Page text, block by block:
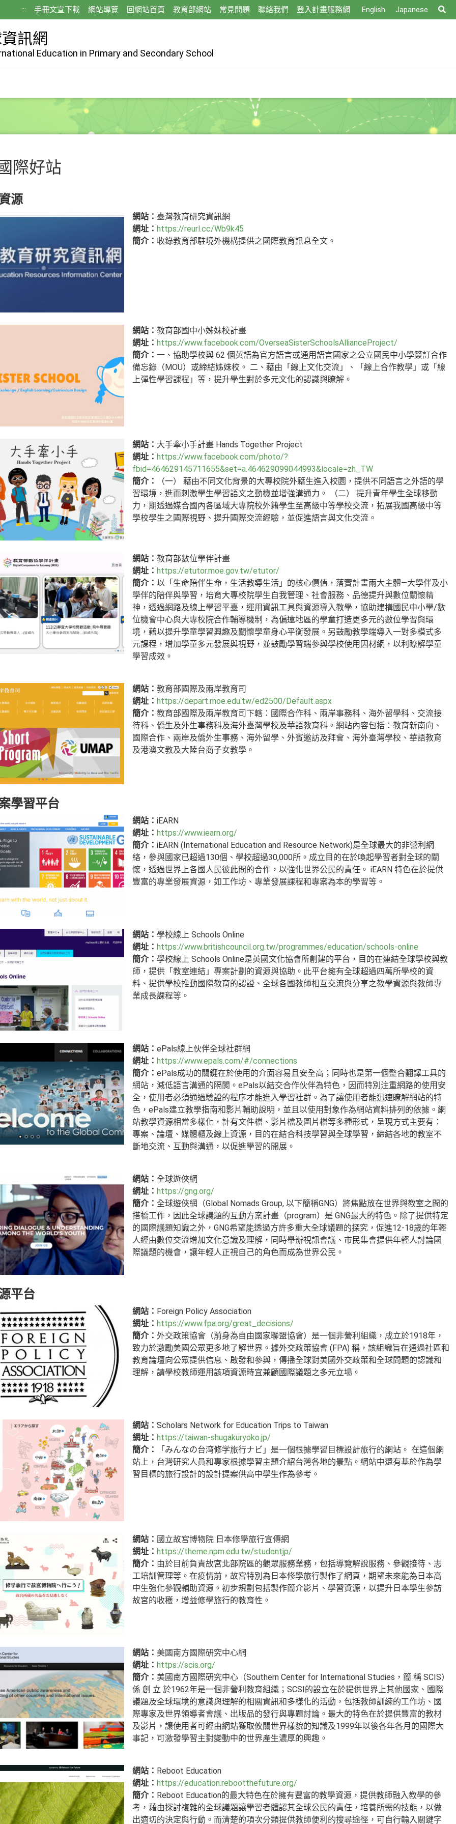
::: 手冊文宣下載 網站導覽 回網站首頁 教育部網站 常見問題 聯絡我們 登入計畫服務網 English Japanese
尋
訊網
Education in Primary and Secondary School
際好站
源
網站： 臺灣教育研究資訊網
網址： https://reurl.cc/Wb9k45
簡介： 收錄教育部駐境外機構提供之國際教育訊息全文。
網站：教育部國中小姊妹校計畫
網址：https://www.facebook.com/OverseaSisterSchoolsAllianceProject/
簡介：一、協助學校與 62 個英語為官方語言或通用語言國家之公立國民中小學簽訂合作
備忘錄（MOU）或締結姊妹校。 二、藉由「線上文化交流」、「線上合作教學」或「線
上彈性學習課程」等，提升學生對於多元文化的認識與瞭解。
網站： 大手牽小手計畫 Hands Together Project
網址：https://www.facebook.com/photo/?
fbid=464629145711655&set=a.464629099044993&locale=zh_TW
簡介：
（一） 藉由不同文化背景的大專校院外籍生進入校園，提供不同語言之外語的學
習環境，進而刺激學生學習語文之動機並增強溝通力。 （二） 提升青年學生全球移動
力，期透過媒合國內各區域大專院校外籍學生至高級中等學校交流，拓展我國高級中等
學校學生之國際視野、提升國際交流經驗，並促進語言與文化交流。
網站：教育部數位學伴計畫
網址：https://etutor.moe.gov.tw/etutor/
簡介：以「生命陪伴生命，生活教導生活」的核心價值，落實計畫兩大主體—大學伴及小
學伴的陪伴與學習，培育大專校院學生自我管理、社會服務、品德提升與數位關懷精
神，透過網路及線上學習平臺，運用資訊工具與資源導入教學，協助建構國民中小學/數
位機會中心與大專校院合作輔導機制，為偏遠地區的學童打造更多元的數位學習與環
境，藉以提升學童學習興趣及關懷學童身心平衡發展。另鼓勵教學端導入一對多模式多
元課程，增加學童多元發展與視野，並鼓勵學習端參與學校使用因材網，以利瞭解學童
學習成效。
網站：教育部國際及兩岸教育司
網址：https://depart.moe.edu.tw/ed2500/Default.aspx
簡介：教育部國際及兩岸教育司下轄：國際合作科、兩岸事務科、海外留學科、交流接
待科、僑生及外生事務科及海外臺灣學校及華語教育科。網站內容包括：教育新南向、
國際合作、兩岸及僑外生事務、海外留學、外賓邀訪及拜會、海外臺灣學校、華語教育
及港澳文教及大陸台商子女教學。
學習平台
網站：iEARN
網址： https://www.iearn.org/
簡介：iEARN (International Education and Resource Network)是全球最大的非營利網
絡，參與國家已超過130個、學校超過30,000所。成立目的在於喚起學習者對全球的關
懷，透過世界上各國人民彼此間的合作，以強化世界公民的責任。 iEARN 特色在於提供
豐富的專業發展資源，如工作坊、專業發展課程和專案為本的學習等。
網站：學校線上 Schools Online
網址： https://www.britishcouncil.org.tw/programmes/education/schools-online
簡介：學校線上 Schools Online是英國文化協會所創建的平台，目的在連結全球學校與教
師，提供「教室連結」專案計劃的資源與協助。此平台擁有全球超過四萬所學校的資
料、提供學校推動國際教育的認證、全球各國教師相互交流與分享之教學資源與教師專
業成長課程等。
網站：ePals線上伙伴全球社群網
網址：https://www.epals.com/#/connections
簡介：ePals成功的關鍵在於使用的介面容易且安全高；同時也是第一個整合翻譯工具的
網站，減低語言溝通的隔閡。ePals以結交合作伙伴為特色，因而特別注重網路的使用安
全，使用者必須通過驗證的程序才能進入學習社群。為了讓使用者能迅速瞭解網站的特
色，ePals建立教學指南和影片輔助說明，並且以使用對象作為網站資料排列的依據。網
站教學資源相當多樣化，計有文件檔、影片檔及圖片檔等多種形式，呈現方式主要有：
專案、論壇、媒體櫃及線上資源，目的在結合科技學習與全球學習，締結各地的教室不
斷地交流、互動與溝通，以促進學習的開展。
網站：全球遊俠網
網址：https://gng.org/
簡介：全球遊俠網（Global Nomads Group, 以下簡稱GNG）將焦點放在世界與教室之間的
搭橋工作，因此全球議題的互動方案計畫（program）是 GNG最大的特色。除了提供特定
的國際議題知識之外，GNG希望能透過方許多重大全球議題的探究，促進12-18歲的年輕
人經由數位交流增加文化意識及理解，同時舉辦視訊會議、市民集會提供年輕人討論國
際議題的機會，讓年輕人正視自己的角色而成為世界公民。
平台
網站： Foreign Policy Association
網址：https://www.fpa.org/great_decisions/
簡介：外交政策協會（前身為自由國家聯盟協會）是一個非營利組織，成立於1918年，
致力於激勵美國公眾更多地了解世界。據外交政策協會 (FPA) 稱，該組織旨在通過社區和
教育論壇向公眾提供信息、啟發和參與，傳播全球對美國外交政策和全球問題的認識和
理解，請學校教師運用該項資源時宜兼顧國際議題之多元立場。
網站：Scholars Network for Education Trips to Taiwan
網址：https://taiwan-shugakuryoko.jp/
簡介：
「みんなの台湾修学旅行ナビ」是一個根據學習目標設計旅行的網站。 在這個網
站上，台灣研究人員和專家根據學習主題介紹台灣各地的景點。網站中還有基於作為學
習目標的旅行設計的設計提案供高中學生作為參考。
網站： 國立故宮博物院 日本修學旅行宣傳網
網址：https://theme.npm.edu.tw/studentjp/
簡介： 由於目前負責故宮北部院區的觀眾服務業務，包括導覽解說服務、參觀接待、志
工培訓管理等。在疫情前，故宮特別為日本修學旅行製作了網頁，期望未來能為日本高
中生強化參觀輔助資源。初步規劃包括製作簡介影片、學習資源，以提升日本學生參訪
故宮的收穫，增益修學旅行的教育性。
網站： 美國南方國際研究中心網
網址： https://scis.org/
簡介： 美國南方國際研究中心（Southern Center for International Studies，簡 稱 SCIS）
係 創 立 於1962年是一個非營利教育組織；SCSI的設立在於提供世界上其他國家、國際
議題及全球環境的意識與理解的相關資訊和多樣化的活動，包括教師訓練的工作坊、國
際專家及世界領導者會議、出版品的發行與專題討論。最大的特色在於提供豐富的教材
及影片，讓使用者可經由網站獲取攸關世界樣貌的知識及1999年以後各年各月的國際大
事記，可激發學習主對變動中的世界產生濃厚的興趣。
網站： Reboot Education
網址： https://education.rebootthefuture.org/
簡介： Reboot Education的最大特色在於擁有豐富的教學資源，提供教師融入教學的參
考，藉由探討複雜的全球議題讓學習者體認其全球公民的責任，培養所需的技能，以做
出適切的決定與行動。而清楚的項次分類提供教師便利的搜尋途徑，可自行輸入關鍵字